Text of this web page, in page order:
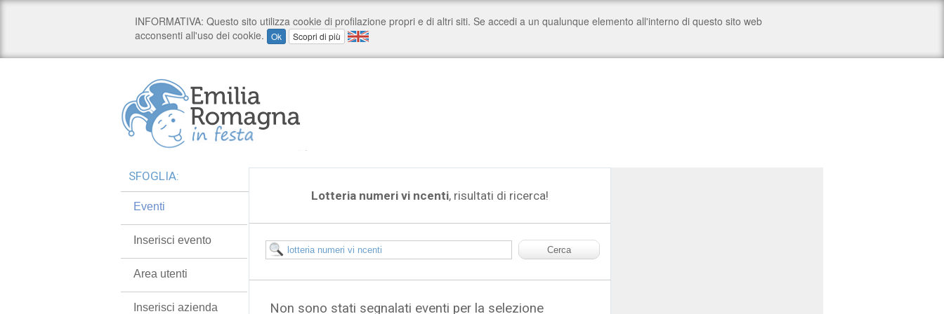
Lotteria numeri vi ncenti, risultati di ricerca!
Non sono stati segnalati eventi per la selezione
SFOGLIA:
Eventi
Inserisci evento
Area utenti
Inserisci azienda